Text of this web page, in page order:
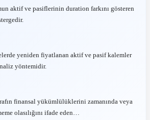
aktif ve pasiflerinin duration farkını gösteren
yeniden fiyatlanan aktif ve pasif kalemler
yöntemidir.
finansal yükümlülüklerini zamanında veya
olasılığını ifade eden…